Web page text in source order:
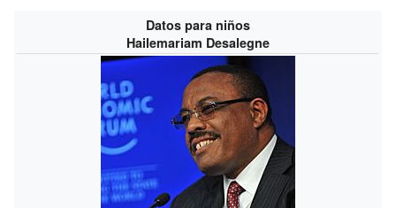
Datos para niños
Hailemariam Desalegne